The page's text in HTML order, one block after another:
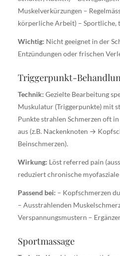
Muskelverkürzungen –
körperliche Arbeit) – Sportliche,
Wichtig: Nicht geeignet in der
Entzündungen oder frischen
Triggerpunkt-
Technik: Gezielte Bearbeitung
Muskulatur (Triggerpunkte) mit
Punkte strahlen Schmerzen oft
aus (z.B. Nackenknoten →
Beinschmerzen).
Wirkung: Löst referred pain
reduziert chronische
Passend bei: – Kopfschmerzen
– Ausstrahlenden
Verspannungsmustern –
Sportmassage